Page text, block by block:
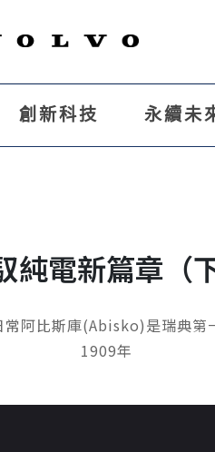
創新科技 永續未
純電新篇章（下
常阿比斯庫(Abisko)是瑞典第
1909年